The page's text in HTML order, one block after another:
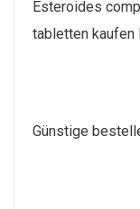
Esteroides
tabletten kaufen
Günstige